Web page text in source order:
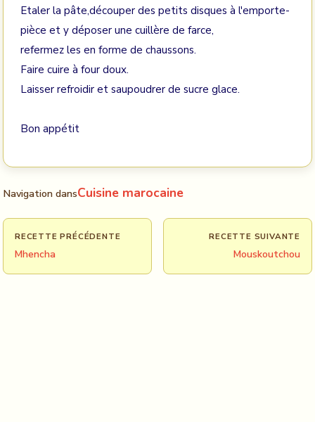
Etaler la pâte,découper des petits disques à l'emporte-
pièce et y déposer une cuillère de farce,
refermez les en forme de chaussons.
Faire cuire à four doux.
Laisser refroidir et saupoudrer de sucre glace.
Bon appétit
Navigation dansCuisine marocaine
RECETTE PRÉCÉDENTE
Mhencha
RECETTE SUIVANTE
Mouskoutchou